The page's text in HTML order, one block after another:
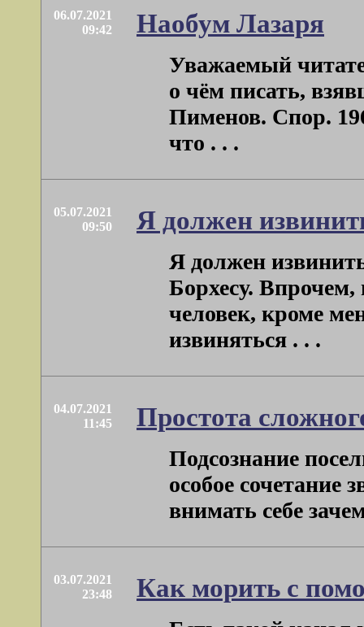
06.07.2021
09:42
Наобум Лазаря
Уважаемый
о чём писать,
Пименов. Спор.
что . . .
05.07.2021
09:50
Я должен
Я должен
Борхесу.
человек, кроме
извиняться . . .
04.07.2021
11:45
Простота
Подсознание
особое сочетание
внимать себе
03.07.2021
23:48
Как морить с